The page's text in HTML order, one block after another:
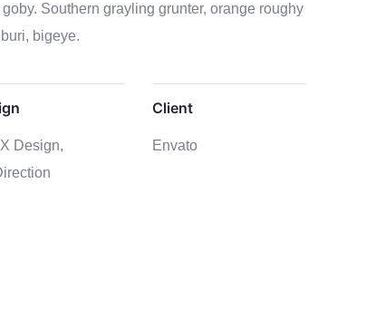
Southern grayling grunter, orange roughy
bigeye.
Design,
Client
Envato